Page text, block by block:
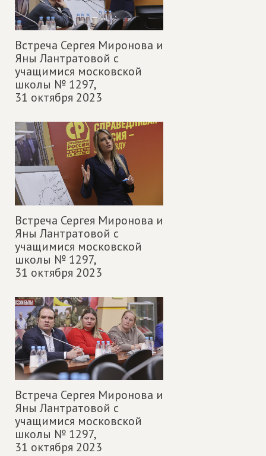
Встреча Сергея Миронова и
Яны Лантратовой с
учащимися московской
школы № 1297,
31 октября 2023
Встреча Сергея Миронова и
Яны Лантратовой с
учащимися московской
школы № 1297,
31 октября 2023
Встреча Сергея Миронова и
Яны Лантратовой с
учащимися московской
школы № 1297,
31 октября 2023